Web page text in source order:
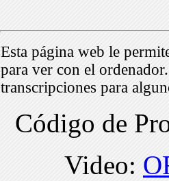
Esta página web le
para ver con el
transcripciones para
Código de
Video: